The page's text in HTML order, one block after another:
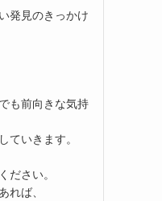
発見のきっかけ
も前向きな気持
ていきます。
ださい。
れば、